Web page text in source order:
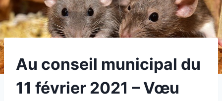
UNCATEGORIZED
Au conseil municipal du
11 février 2021 – Vœu